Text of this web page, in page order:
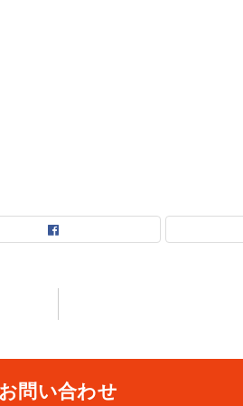
お問い合わせ